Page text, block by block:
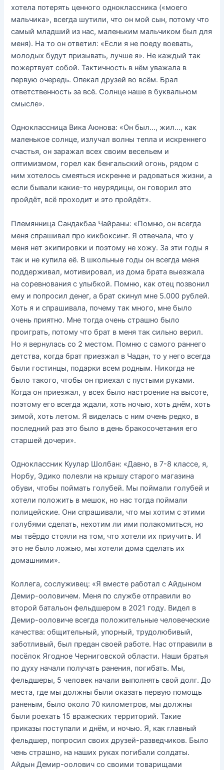
хотела потерять ценного одноклассника («моего
мальчика», всегда шутили, что он мой сын, потому что
самый младший из нас, маленьким мальчиком был для
меня). На то он ответил: «Если я не поеду воевать,
молодых будут призывать, лучше я». Не каждый так
пожертвует собой. Тактичность в нём уважала в
первую очередь. Опекал друзей во всём. Брал
ответственность за всё. Солнце наше в буквальном
смысле».
Одноклассница Вика Аюнова: «Он был…, жил…, как
маленькое солнце, излучал волны тепла и искреннего
счастья, он заражал всех своим весельем и
оптимизмом, горел как бенгальский огонь, рядом с
ним хотелось смеяться искренне и радоваться жизни, а
если бывали какие-то неурядицы, он говорил это
пройдёт, всё проходит и это пройдёт».
Племянница Сандакбаа Чайраны: «Помню, он всегда
меня спрашивал про кикбоксинг. Я отвечала, что у
меня нет экипировки и поэтому не хожу. За эти годы я
так и не купила её. В школьные годы он всегда меня
поддерживал, мотивировал, из дома брата выезжала
на соревнования с улыбкой. Помню, как отец позвонил
ему и попросил денег, а брат скинул мне 5.000 рублей.
Хоть я и спрашивала, почему так много, мне было
очень приятно. Мне тогда очень страшно было
проиграть, потому что брат в меня так сильно верил.
Но я вернулась со 2 местом. Помню с самого раннего
детства, когда брат приезжал в Чадан, то у него всегда
были гостинцы, подарки всем родным. Никогда не
было такого, чтобы он приехал с пустыми руками.
Когда он приезжал, у всех было настроение на высоте,
поэтому его всегда ждали, хоть ночью, хоть днём, хоть
зимой, хоть летом. Я виделась с ним очень редко, в
последний раз это было в день бракосочетания его
старшей дочери».
Одноклассник Куулар Шолбан: «Давно, в 7-8 классе, я,
Норбу, Эдико полезли на крышу старого магазина
обуви, чтобы поймать голубей. Мы поймали голубей и
хотели положить в мешок, но нас тогда поймали
полицейские. Они спрашивали, что мы хотим с этими
голубями сделать, нехотим ли ими полакомиться, но
мы твёрдо стояли на том, что хотели их приучить. И
это не было ложью, мы хотели дома сделать их
домашними».
Коллега, сослуживец: «Я вместе работал с Айдыном
Демир-ооловичем. Меня по службе отправили во
второй батальон фельдшером в 2021 году. Видел в
Демир-ооловиче всегда положительные человеческие
качества: общительный, упорный, трудолюбивый,
заботливый, был предан своей работе. Нас отправили в
посёлок Ягодное Черниговской области. Наши братья
по духу начали получать ранения, погибать. Мы,
фельдшеры, 5 человек начали выполнять свой долг. До
места, где мы должны были оказать первую помощь
раненым, было около 70 километров, мы должны
были роехать 15 вражеских территорий. Такие
приказы поступали и днём, и ночью. Я, как главный
фельдшер, попросил своих друзей-разведчиков. Было
чень страшно, на наших руках погибали солдаты.
Айдын Демир-оолович со своими товарищами